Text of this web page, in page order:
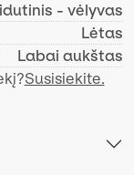
- vėlyvas
Lėtas
Labai aukštas
Susisiekite.